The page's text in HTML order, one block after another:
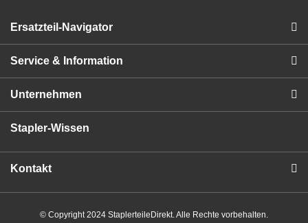
Ersatzteil-Navigator
Service & Information
Unternehmen
Stapler-Wissen
Kontakt
© Copyright 2024 StaplerteileDirekt. Alle Rechte vorbehalten.